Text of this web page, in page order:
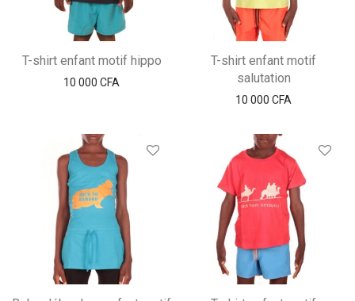
T-shirt enfant motif hippo
10 000 CFA
T-shirt enfant motif
salutation
10 000 CFA